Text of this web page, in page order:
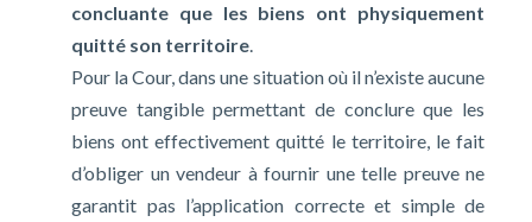
concluante que les biens ont physiquement
quitté son territoire.
Pour la Cour, dans une situation où il n’existe aucune
preuve tangible permettant de conclure que les
biens ont effectivement quitté le territoire, le fait
d’obliger un vendeur à fournir une telle preuve ne
garantit pas l’application correcte et simple de